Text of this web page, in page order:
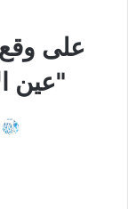
على
"عين